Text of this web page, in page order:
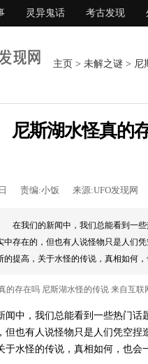
灵异鬼话 考古发现
主页 > 未解之谜 > 尼
尼斯湖水怪真的
责编:小饭 来源:UFO发现网
在我们的新闻中，我们总能看到一
中存在的，但也有人说怪物只是人们
的提高，关于水怪的传说，真相如何
的存在吗 尼斯湖水怪的传说 来自互
闻中，我们总能看到一些热门
但也有人说怪物只是人们凭空
于水怪的传说，真相如何，也会